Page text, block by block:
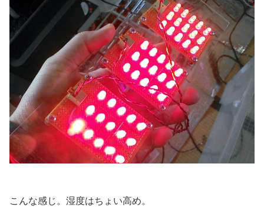
こんな感じ。湿度はちょい高め。